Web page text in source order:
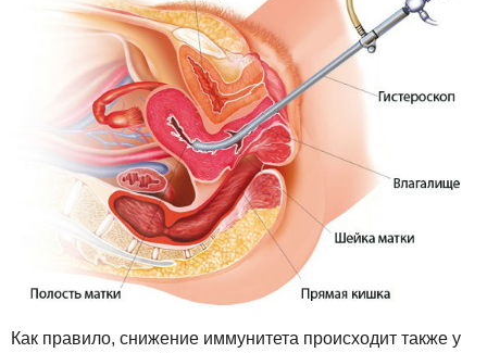
Как правило, снижение иммунитета происходит также у